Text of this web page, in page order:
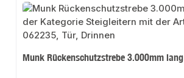
Munk Rückenschutzstrebe 3.000mm lang